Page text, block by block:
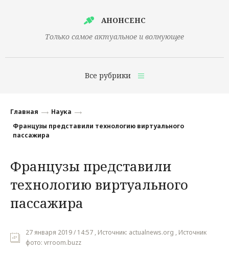
АНОНСЕНС
Только самое актуальное и волнующее
Все рубрики
Финансы
Наука
Культура
Общество
Мнения
Главная
Наука
Французы представили технологию виртуального
пассажира
Французы представили
технологию виртуального
пассажира
27 января 2019 / 14:57 , Источник: actualnews.org , Источник
фото: vrroom.buzz